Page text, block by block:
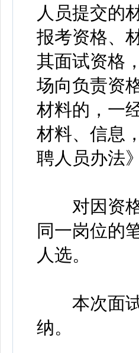
人员提交的
报考资格、
其面试资格
场向负责资
材料的，一
材料、信息
聘人员办法
对因资格
同一岗位的
人选。
本次面试
纳。